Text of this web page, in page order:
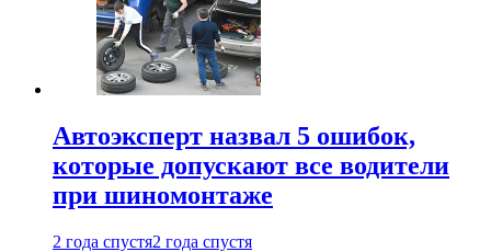
Автоэксперт назвал 5 ошибок,
которые допускают все водители
при шиномонтаже
2 года спустя2 года спустя